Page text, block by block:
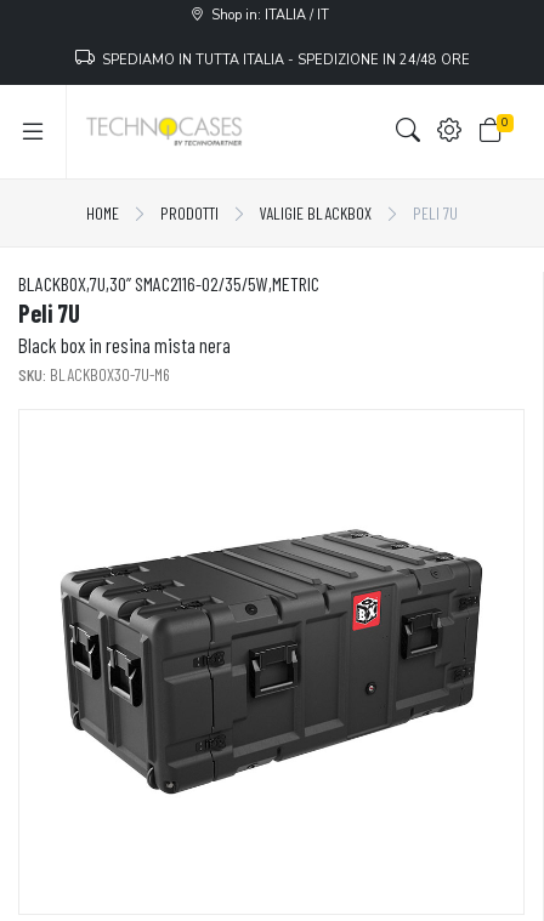
Shop in: ITALIA / IT
SPEDIAMO IN TUTTA ITALIA - SPEDIZIONE IN 24/48 ORE
0
HOME PRODOTTI VALIGIE BLACKBOX PELI 7U
BLACKBOX,7U,30” SMAC2116-02/35/5W,METRIC
Peli 7U
Black box in resina mista nera
SKU: BLACKBOX30-7U-M6